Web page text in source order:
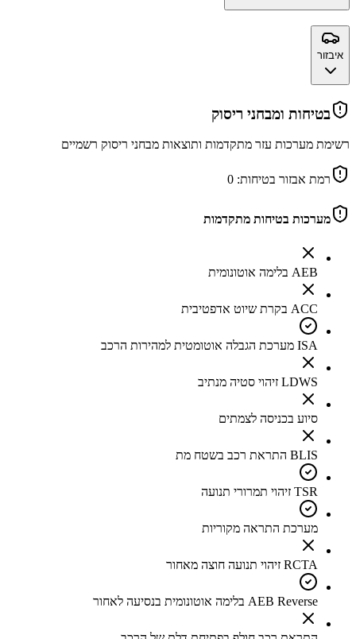
איבזור
בטיחות ומבחני ריסוק
רשימת מערכות עזר מתקדמות ותוצאות מבחני ריסוק רשמיים
רמת אבזור בטיחות: 0
מערכות בטיחות מתקדמות
AEB בלימה אוטונומית
ACC בקרת שיוט אדפטיבית
ISA מערכת הגבלה אוטומטית למהירות הרכב
LDWS זיהוי סטיה מנתיב
סיוע בכניסה לצמתים
BLIS התראת רכב בשטח מת
TSR זיהוי תמרורי תנועה
מערכת התראה מקוריות
RCTA זיהוי תנועה חוצה מאחור
AEB Reverse בלימה אוטונומית בנסיעה לאחור